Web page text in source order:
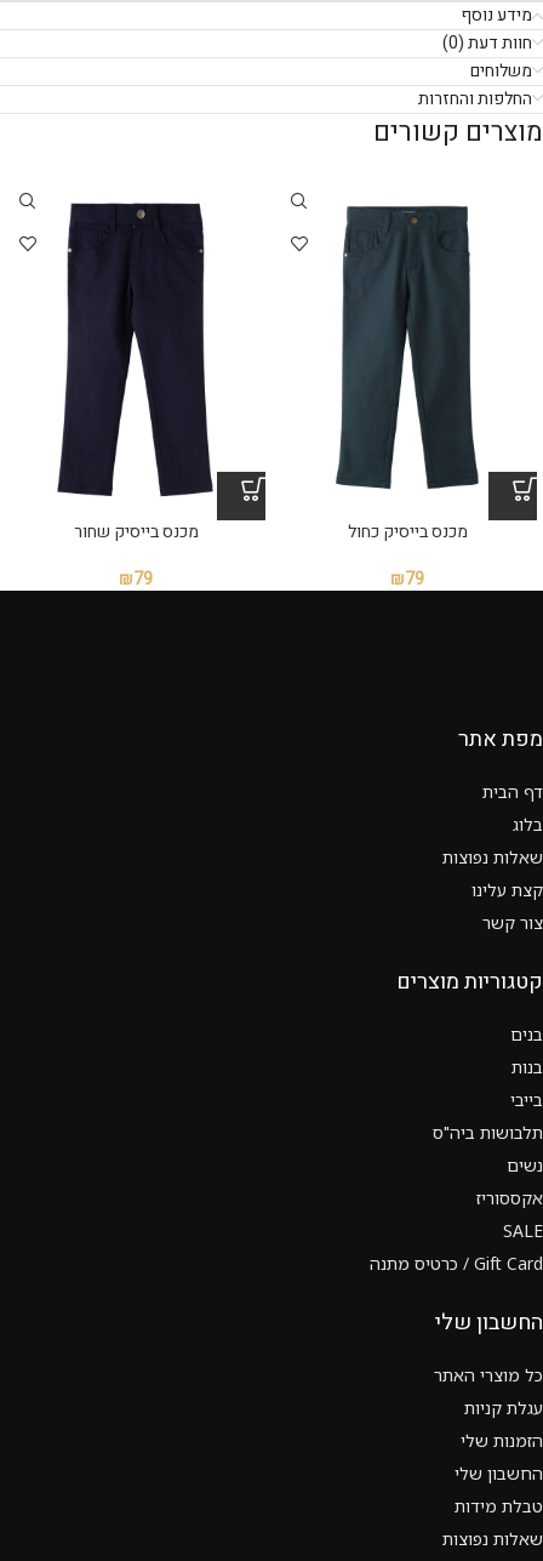
מידע נוסף
חוות דעת (0)
משלוחים
החלפות והחזרות
מוצרים קשורים
מכנס בייסיק כחול
₪79
מכנס בייסיק שחור
₪79
מפת אתר
דף הבית
בלוג
שאלות נפוצות
קצת עלינו
צור קשר
קטגוריות מוצרים
בנים
בנות
בייבי
תלבושות ביה"ס
נשים
אקססוריז
SALE
Gift Card / כרטיס מתנה
החשבון שלי
כל מוצרי האתר
עגלת קניות
הזמנות שלי
החשבון שלי
טבלת מידות
שאלות נפוצות